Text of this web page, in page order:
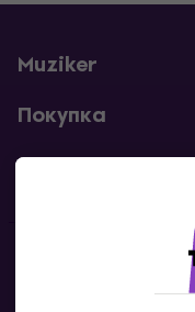
Muziker
Покупка
Полезни линкове